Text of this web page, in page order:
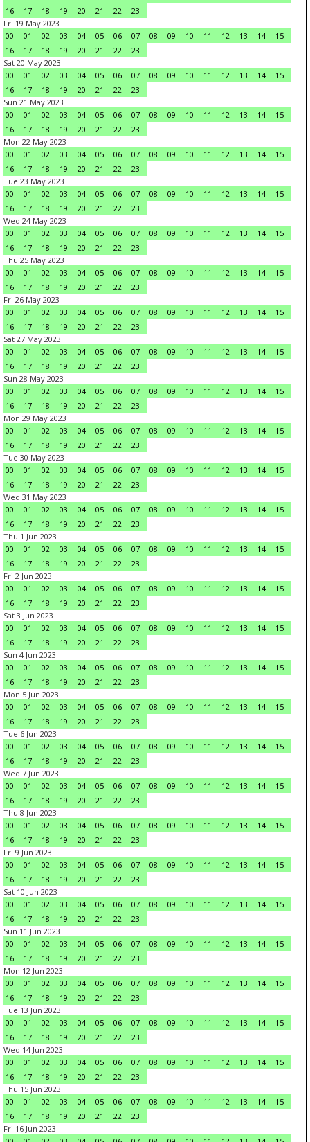
16
17 18 19 20 21 22
23
Fri 19 May 2023
00
01 02 03 04 05 06 07 08 09 10 11 12 13 14
15
16
17 18 19 20 21 22
23
Sat 20 May 2023
00
01 02 03 04 05 06 07 08 09 10 11 12 13 14
15
16
17 18 19 20 21 22
23
Sun 21 May 2023
00
01 02 03 04 05 06 07 08 09 10 11 12 13 14
15
16
17 18 19 20 21 22
23
Mon 22 May 2023
00
01 02 03 04 05 06 07 08 09 10 11 12 13 14
15
16
17 18 19 20 21 22
23
Tue 23 May 2023
00
01 02 03 04 05 06 07 08 09 10 11 12 13 14
15
16
17 18 19 20 21 22
23
Wed 24 May 2023
00
01 02 03 04 05 06 07 08 09 10 11 12 13 14
15
16
17 18 19 20 21 22
23
Thu 25 May 2023
00
01 02 03 04 05 06 07 08 09 10 11 12 13 14
15
16
17 18 19 20 21 22
23
Fri 26 May 2023
00
01 02 03 04 05 06 07 08 09 10 11 12 13 14
15
16
17 18 19 20 21 22
23
Sat 27 May 2023
00
01 02 03 04 05 06 07 08 09 10 11 12 13 14
15
16
17 18 19 20 21 22
23
Sun 28 May 2023
00
01 02 03 04 05 06 07 08 09 10 11 12 13 14
15
16
17 18 19 20 21 22
23
Mon 29 May 2023
00
01 02 03 04 05 06 07 08 09 10 11 12 13 14
15
16
17 18 19 20 21 22
23
Tue 30 May 2023
00
01 02 03 04 05 06 07 08 09 10 11 12 13 14
15
16
17 18 19 20 21 22
23
Wed 31 May 2023
00
01 02 03 04 05 06 07 08 09 10 11 12 13 14
15
16
17 18 19 20 21 22
23
Thu 1 Jun 2023
00
01 02 03 04 05 06 07 08 09 10 11 12 13 14
15
16
17 18 19 20 21 22
23
Fri 2 Jun 2023
00
01 02 03 04 05 06 07 08 09 10 11 12 13 14
15
16
17 18 19 20 21 22
23
Sat 3 Jun 2023
00
01 02 03 04 05 06 07 08 09 10 11 12 13 14
15
16
17 18 19 20 21 22
23
Sun 4 Jun 2023
00
01 02 03 04 05 06 07 08 09 10 11 12 13 14
15
16
17 18 19 20 21 22
23
Mon 5 Jun 2023
00
01 02 03 04 05 06 07 08 09 10 11 12 13 14
15
16
17 18 19 20 21 22
23
Tue 6 Jun 2023
00
01 02 03 04 05 06 07 08 09 10 11 12 13 14
15
16
17 18 19 20 21 22
23
Wed 7 Jun 2023
00
01 02 03 04 05 06 07 08 09 10 11 12 13 14
15
16
17 18 19 20 21 22
23
Thu 8 Jun 2023
00
01 02 03 04 05 06 07 08 09 10 11 12 13 14
15
16
17 18 19 20 21 22
23
Fri 9 Jun 2023
00
01 02 03 04 05 06 07 08 09 10 11 12 13 14
15
16
17 18 19 20 21 22
23
Sat 10 Jun 2023
00
01 02 03 04 05 06 07 08 09 10 11 12 13 14
15
16
17 18 19 20 21 22
23
Sun 11 Jun 2023
00
01 02 03 04 05 06 07 08 09 10 11 12 13 14
15
16
17 18 19 20 21 22
23
Mon 12 Jun 2023
00
01 02 03 04 05 06 07 08 09 10 11 12 13 14
15
16
17 18 19 20 21 22
23
Tue 13 Jun 2023
00
01 02 03 04 05 06 07 08 09 10 11 12 13 14
15
16
17 18 19 20 21 22
23
Wed 14 Jun 2023
00
01 02 03 04 05 06 07 08 09 10 11 12 13 14
15
16
17 18 19 20 21 22
23
Thu 15 Jun 2023
00
01 02 03 04 05 06 07 08 09 10 11 12 13 14
15
16
17 18 19 20 21 22
23
Fri 16 Jun 2023